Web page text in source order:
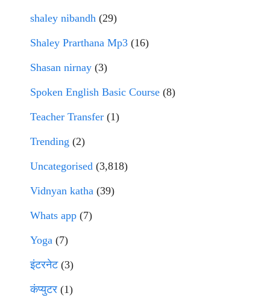
shaley nibandh (29)
Shaley Prarthana Mp3 (16)
Shasan nirnay (3)
Spoken English Basic Course (8)
Teacher Transfer (1)
Trending (2)
Uncategorised (3,818)
Vidnyan katha (39)
Whats app (7)
Yoga (7)
इंटरनेट(3)
कंप्युटर (1)